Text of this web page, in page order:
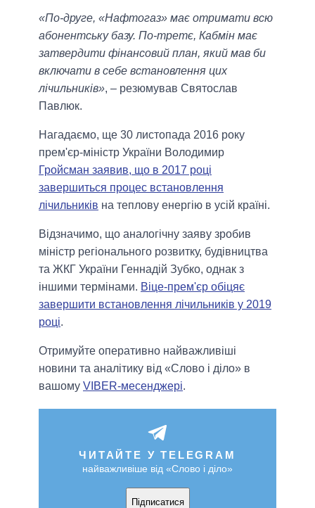
«По-друге, «Нафтогаз» має отримати всю
абонентську базу. По-третє, Кабмін має
затвердити фінансовий план, який мав би
включати в себе встановлення цих
лічильників», – резюмував Святослав
Павлюк.
Нагадаємо, ще 30 листопада 2016 року
прем'єр-міністр України Володимир
Гройсман заявив, що в 2017 році
завершиться процес встановлення
лічильників на теплову енергію в усій країні.
Відзначимо, що аналогічну заяву зробив
міністр регіонального розвитку, будівництва
та ЖКГ України Геннадій Зубко, однак з
іншими термінами. Віце-прем'єр обіцяє
завершити встановлення лічильників у 2019
році.
Отримуйте оперативно найважливіші
новини та аналітику від «Слово і діло» в
вашому VIBER-месенджері.
ЧИТАЙТЕ У TELEGRAM
найважливіше від «Слово і діло»
Підписатися